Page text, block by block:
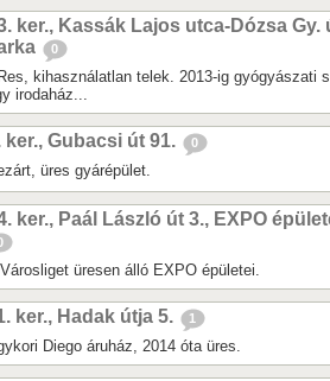
ker., Kassák Lajos utca-Dózsa Gy.
0
kihasználatlan telek. 2013-ig gyógyászati
irodaház...
ker., Gubacsi út 91. 0
üres gyárépület.
ker., Paál László út 3., EXPO
üresen álló EXPO épületei.
ker., Hadak útja 5. 1
Diego áruház, 2014 óta üres.